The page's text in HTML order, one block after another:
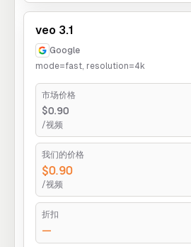
veo 3.1
Google
mode=fast, resolution=4k
市场价格
$0.90
/视频
我们的价格
$0.90
/视频
折扣
—